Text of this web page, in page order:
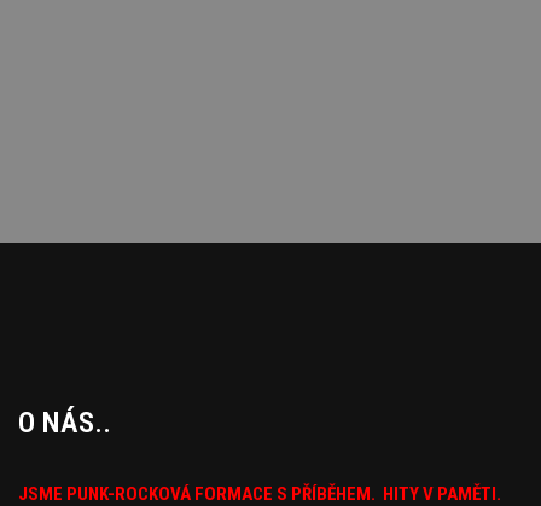
O NÁS..
JSME PUNK-ROCKOVÁ FORMACE S PŘÍBĚHEM. HITY V PAMĚTI.